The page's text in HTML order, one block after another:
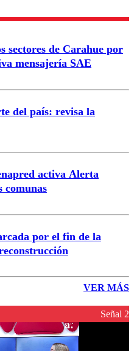
sectores de Carahue por
mensajería SAE
del país: revisa la
activa Alerta
comunas
por el fin de la
VER MÁS
Señal 2